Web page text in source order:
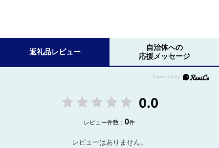
返礼品レビュー
自治体への
応援メッセージ
0.0
レビュー件数：0件
レビューはありません。